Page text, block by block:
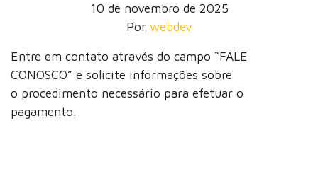
10 de novembro de 2025
Por webdev
Entre em contato através do campo “FALE
CONOSCO” e solicite informações sobre
o procedimento necessário para efetuar o
pagamento.